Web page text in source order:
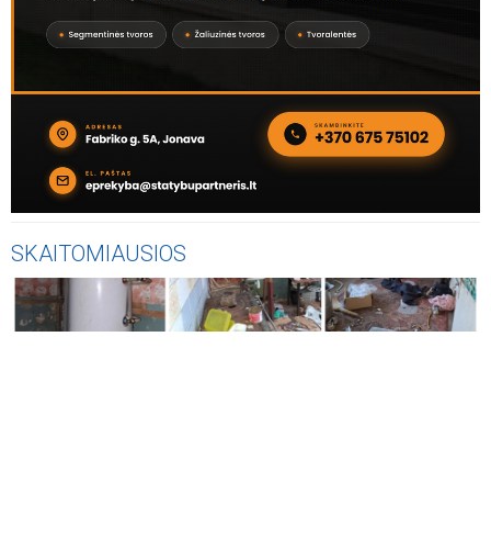
SKAITOMIAUSIOS